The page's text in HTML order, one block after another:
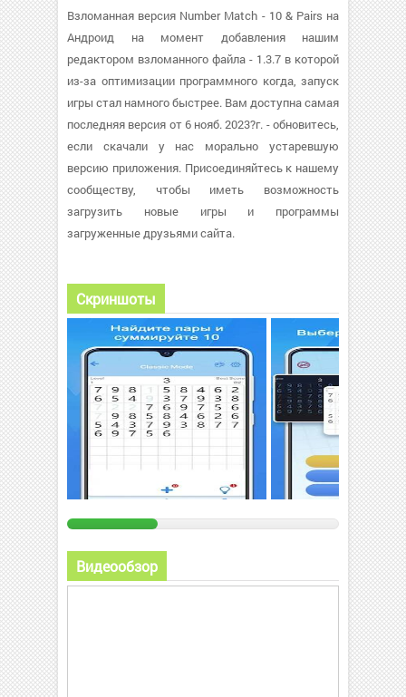
Взломанная версия Number Match - 10 & Pairs на
Андроид на момент добавления нашим
редактором взломанного файла - 1.3.7 в которой
из-за оптимизации программного когда, запуск
игры стал намного быстрее. Вам доступна самая
последняя версия от 6 нояб. 2023?г. - обновитесь,
если скачали у нас морально устаревшую
версию приложения. Присоединяйтесь к нашему
сообществу, чтобы иметь возможность
загрузить новые игры и программы
загруженные друзьями сайта.
Скриншоты
Видеообзор